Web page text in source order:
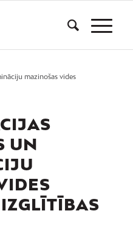
mazinošas vides
UN